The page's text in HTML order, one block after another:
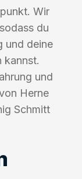
Wir
du
und deine
kannst.
und
Herne
Schmitt